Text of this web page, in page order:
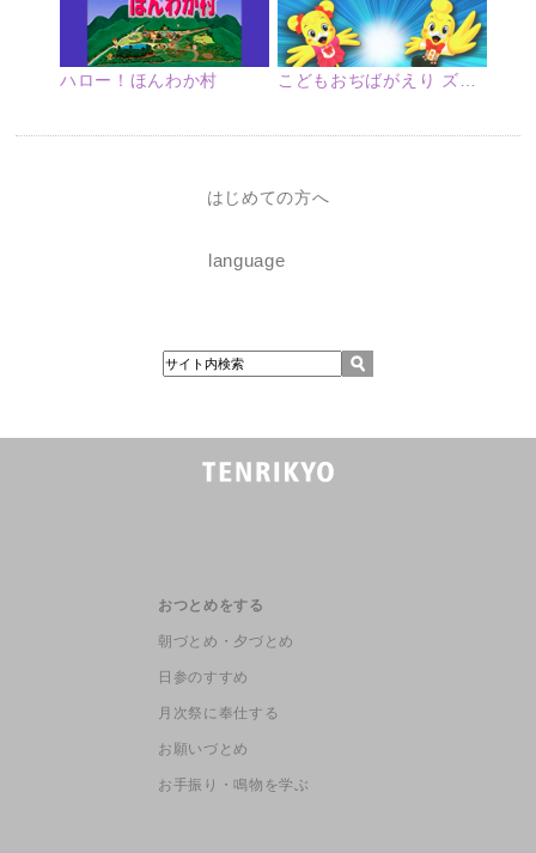
ハロー！ほんわか村 こどもおぢばがえり ズームアップ
はじめての方へ
language
おつとめをする
朝づとめ・夕づとめ
日参のすすめ
月次祭に奉仕する
お願いづとめ
お手振り・鳴物を学ぶ